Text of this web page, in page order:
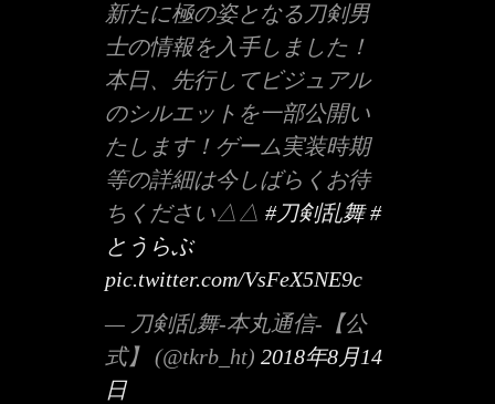
新たに極の姿となる刀剣男
士の情報を入手しました！
本日、先行してビジュアル
のシルエットを一部公開い
たします！ゲーム実装時期
等の詳細は今しばらくお待
ちください△△ #刀剣乱舞 #
とうらぶ
pic.twitter.com/VsFeX5NE9c
— 刀剣乱舞-本丸通信-【公
式】 (@tkrb_ht) 2018年8月14
日